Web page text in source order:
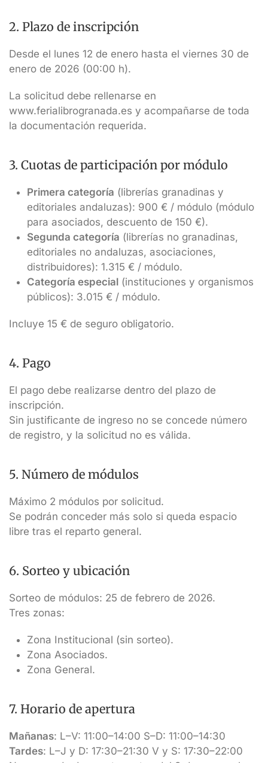
2. Plazo de inscripción
Desde el lunes 12 de enero hasta el viernes 30 de
enero de 2026 (00:00 h).
La solicitud debe rellenarse en
www.ferialibrogranada.es y acompañarse de toda
la documentación requerida.
3. Cuotas de participación por módulo
Primera categoría (librerías granadinas y
editoriales andaluzas): 900 € / módulo (módulo
para asociados, descuento de 150 €).
Segunda categoría (librerías no granadinas,
editoriales no andaluzas, asociaciones,
distribuidores): 1.315 € / módulo.
Categoría especial (instituciones y organismos
públicos): 3.015 € / módulo.
Incluye 15 € de seguro obligatorio.
4. Pago
El pago debe realizarse dentro del plazo de
inscripción.
Sin justificante de ingreso no se concede número
de registro, y la solicitud no es válida.
5. Número de módulos
Máximo 2 módulos por solicitud.
Se podrán conceder más solo si queda espacio
libre tras el reparto general.
6. Sorteo y ubicación
Sorteo de módulos: 25 de febrero de 2026.
Tres zonas:
Zona Institucional (sin sorteo).
Zona Asociados.
Zona General.
7. Horario de apertura
Mañanas: L–V: 11:00–14:00 S–D: 11:00–14:30
Tardes: L–J y D: 17:30–21:30 V y S: 17:30–22:00